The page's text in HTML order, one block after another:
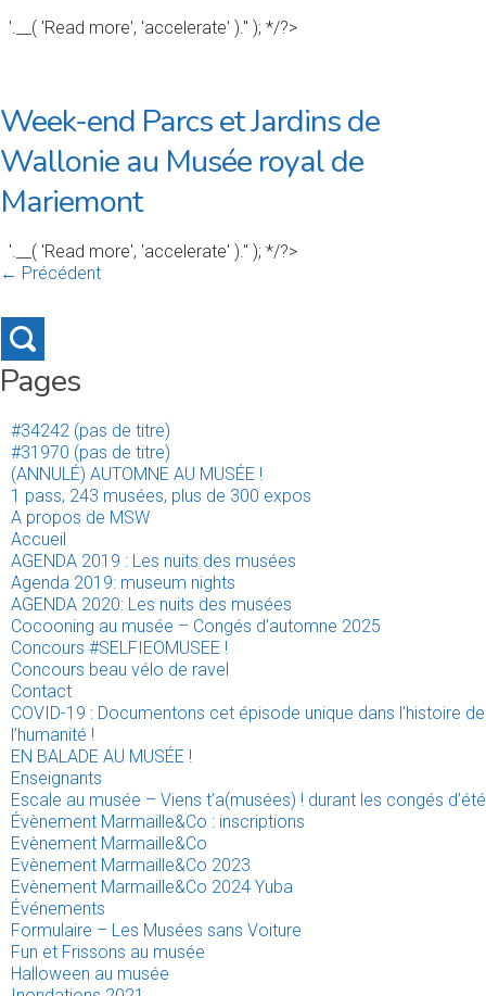
'.__( 'Read more', 'accelerate' ).'' ); */?>
Week-end Parcs et Jardins de
Wallonie au Musée royal de
Mariemont
'.__( 'Read more', 'accelerate' ).'' ); */?>
← Précédent
Pages
#34242 (pas de titre)
#31970 (pas de titre)
(ANNULÉ) AUTOMNE AU MUSÉE !
1 pass, 243 musées, plus de 300 expos
A propos de MSW
Accueil
AGENDA 2019 : Les nuits des musées
Agenda 2019: museum nights
AGENDA 2020: Les nuits des musées
Cocooning au musée – Congés d’automne 2025
Concours #SELFIEOMUSEE !
Concours beau vélo de ravel
Contact
COVID-19 : Documentons cet épisode unique dans l’histoire de
l’humanité !
EN BALADE AU MUSÉE !
Enseignants
Escale au musée – Viens t’a(musées) ! durant les congés d’été
Évènement Marmaille&Co : inscriptions
Evènement Marmaille&Co
Evènement Marmaille&Co 2023
Evènement Marmaille&Co 2024 Yuba
Événements
Formulaire – Les Musées sans Voiture
Fun et Frissons au musée
Halloween au musée